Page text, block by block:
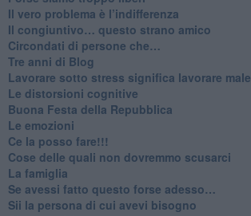
​Il vero problema è l’indifferenza
​Il congiuntivo… questo strano amico
​Circondati di persone che…
​Tre anni di Blog
​Lavorare sotto stress significa lavorare male
​Le distorsioni cognitive
​Buona Festa della Repubblica
Le emozioni
​Ce la posso fare!!!
​Cose delle quali non dovremmo scusarci
​La famiglia
​Se avessi fatto questo forse adesso…
​Sii la persona di cui avevi bisogno